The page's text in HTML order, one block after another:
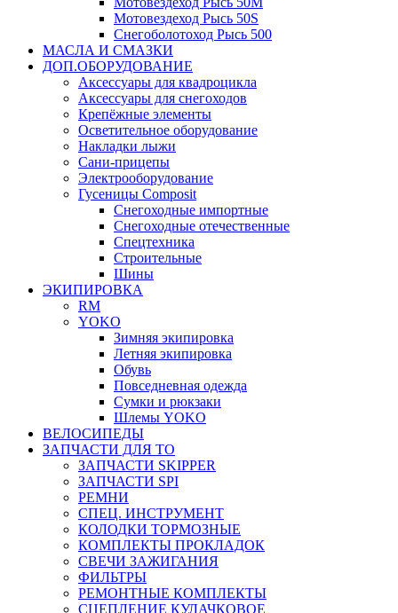
Мотовездеход Рысь 50S
Снегоболотоход Рысь 500
МАСЛА И СМАЗКИ
ДОП.ОБОРУДОВАНИЕ
Аксессуары для квадроцикла
Аксессуары для снегоходов
Крепёжные элементы
Осветительное оборудование
Накладки лыжи
Сани-прицепы
Электрооборудование
Гусеницы Composit
Снегоходные импортные
Снегоходные отечественные
Спецтехника
Строительные
Шины
ЭКИПИРОВКА
RM
YOKO
Зимняя экипировка
Летняя экипировка
Обувь
Повседневная одежда
Сумки и рюкзаки
Шлемы YOKO
ВЕЛОСИПЕДЫ
ЗАПЧАСТИ ДЛЯ ТО
ЗАПЧАСТИ SKIPPER
ЗАПЧАСТИ SPI
РЕМНИ
СПЕЦ. ИНСТРУМЕНТ
КОЛОДКИ ТОРМОЗНЫЕ
КОМПЛЕКТЫ ПРОКЛАДОК
СВЕЧИ ЗАЖИГАНИЯ
ФИЛЬТРЫ
РЕМОНТНЫЕ КОМПЛЕКТЫ
СЦЕПЛЕНИЕ КУЛАЧКОВОЕ